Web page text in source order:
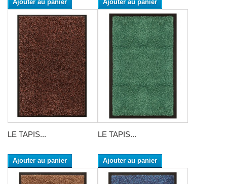
Ajouter au panier Ajouter au panier
LE TAPIS...
Ajouter au panier
LE TAPIS...
Ajouter au panier